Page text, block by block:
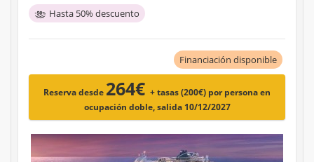
Hasta 50% descuento
Financiación disponible
Reserva desde 264€ + tasas (200€) por persona en
ocupación doble, salida 10/12/2027